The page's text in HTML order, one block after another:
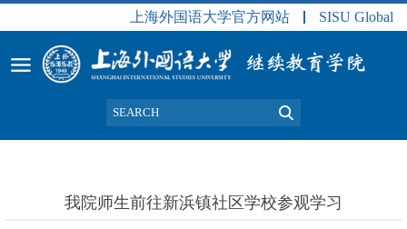
上海外国语大学官方网站 SISU Global
我院师生前往新浜镇社区学校参观学习